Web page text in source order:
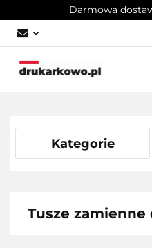
Darmowa
Kategorie
Tusze zamienne